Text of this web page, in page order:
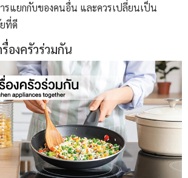
รแยกกับของคนอื่น และควรเปลี่ยนเป็น
ที่ดี
องครัวร่วมกัน